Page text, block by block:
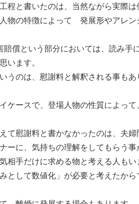
程と書いたのは、当然ながら実際
物の特徴によって 発展形やアレン
賠償という部分においては、読み手
います。
うのは、慰謝料と解釈される事も
ケースで、登場人物の性質によって
て慰謝料と書かなかったのは、夫
ーに、気持ちの理解をしてもらう
相手だけに求める物と考える人も
として数値化」が必要と考えたから